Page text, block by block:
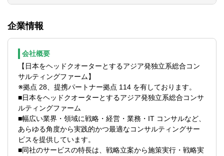
③経営企画や財務、経理業務の経験
ト実務経験またはプロジェクトマネジメン
トの経験が必須要件。
【歓迎経験・スキル】
▽経験業務
■プロジェクトベースの業務経験
■部門横断での業務経験
■社内、部内の業務改善活動経験
「Process」「Analysis」の３つの分類にて
【入社後のアサイン想定プロジェクト】
入社後のアサイン先や業務内容(役割)は、即
戦力としてクライアントに価値を提供でき
る業務領域／業種／テクノロジーの専門性
と、今後の中長期的なキャリア志向を伺
い、双方を勘案して決定します。
会計・財務・内部統制・BI(Business
Intelligence)等の経営管理分野において、ク
企業情報
会社概要
【日本をヘッドクオーターとするアジア発独立系総合コン
サルティングファーム】
※拠点 28、提携パートナー拠点 114 を有しております。
■日本をヘッドクオーターとするアジア発独立系総合コンサ
ルティングファーム
■幅広い業界・領域に戦略・経営・業務・IT コンサルなど、
あらゆる角度から実践的かつ最適なコンサルティングサー
ビスを提供しています。
■同社のサービスの特長は、戦略立案から施策実行・戦略実